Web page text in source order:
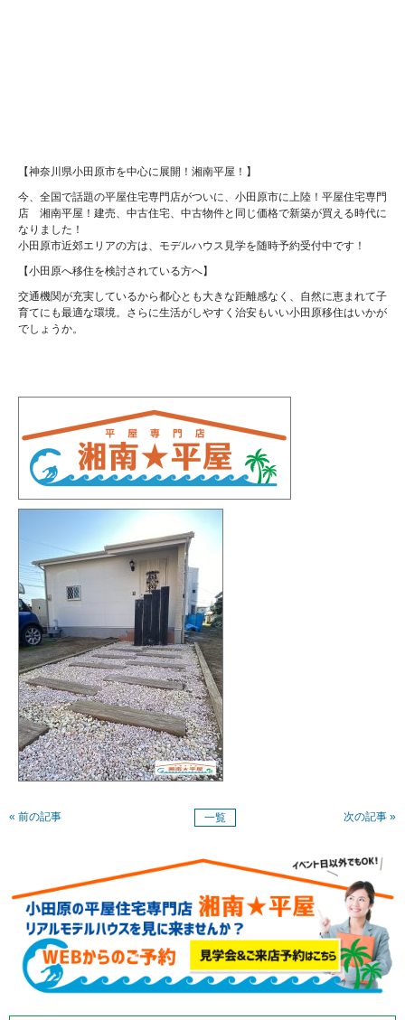
【神奈川県小田原市を中心に展開！湘南平屋！】
今、全国で話題の平屋住宅専門店がついに、小田原市に上陸！平屋住宅専門
店 湘南平屋！建売、中古住宅、中古物件と同じ価格で新築が買える時代に
なりました！
小田原市近郊エリアの方は、モデルハウス見学を随時予約受付中です！
【小田原へ移住を検討されている方へ】
交通機関が充実しているから都心とも大きな距離感なく、自然に恵まれて子
育てにも最適な環境。さらに生活がしやすく治安もいい小田原移住はいかが
でしょうか。
« 前の記事 一覧 次の記事 »